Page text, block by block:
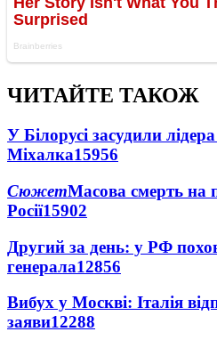
ЧИТАЙТЕ ТАКОЖ
У Білорусі засудили
Міхалка15956
СюжетМасова смерть на
Росії15902
Другий за день: у РФ
генерала12856
Вибух у Москві: Італія
заяви12288